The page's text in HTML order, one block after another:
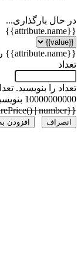
بارگذاری...
را بنویسید.تعداد را
بنویسید.
افزودن به سبد